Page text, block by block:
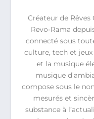
Créateur de Rêves
Revo-Rama
connecté sous
culture, tech et
et la musique
musique
compose sous le
mesurés et
substance à